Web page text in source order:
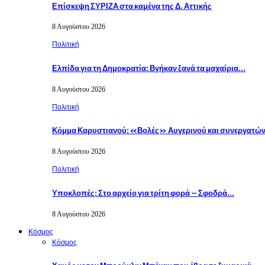
Επίσκεψη ΣΥΡΙΖΑ στα καμένα της Δ. Αττικής
8 Αυγούστου 2026
Πολιτική
Ελπίδα για τη Δημοκρατία: Βγήκαν ξανά τα μαχαίρια…
8 Αυγούστου 2026
Πολιτική
Κόμμα Καρυστιανού: «Βολές» Αυγερινού και
8 Αυγούστου 2026
Πολιτική
Υποκλοπές: Στο αρχείο για τρίτη φορά – Σφοδρά…
8 Αυγούστου 2026
Κόσμος
Κόσμος